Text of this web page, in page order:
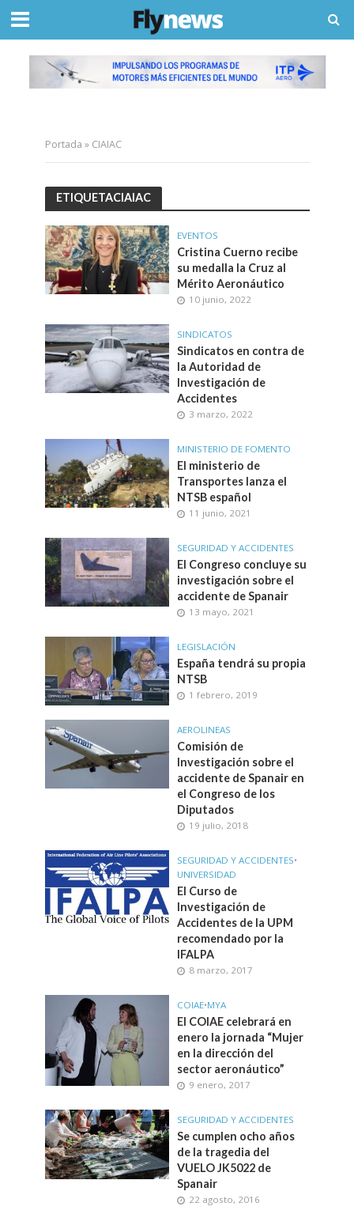
Portada » CIAIAC
ETIQUETACIAIAC
EVENTOS
Cristina Cuerno recibe
su medalla la Cruz al
Mérito Aeronáutico
10 junio, 2022
SINDICATOS
Sindicatos en contra de
la Autoridad de
Investigación de
Accidentes
3 marzo, 2022
MINISTERIO DE FOMENTO
El ministerio de
Transportes lanza el
NTSB español
11 junio, 2021
SEGURIDAD Y ACCIDENTES
El Congreso concluye su
investigación sobre el
accidente de Spanair
13 mayo, 2021
LEGISLACIÓN
España tendrá su propia
NTSB
1 febrero, 2019
AEROLINEAS
Comisión de
Investigación sobre el
accidente de Spanair en
el Congreso de los
Diputados
19 julio, 2018
SEGURIDAD Y ACCIDENTES•
UNIVERSIDAD
El Curso de
Investigación de
Accidentes de la UPM
recomendado por la
IFALPA
8 marzo, 2017
COIAE•MYA
El COIAE celebrará en
enero la jornada “Mujer
en la dirección del
sector aeronáutico”
9 enero, 2017
SEGURIDAD Y ACCIDENTES
Se cumplen ocho años
de la tragedia del
VUELO JK5022 de
Spanair
22 agosto, 2016